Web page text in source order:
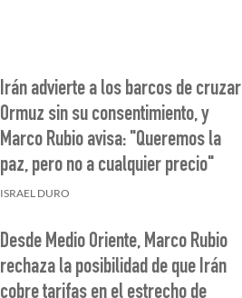
Irán advierte a los barcos de cruzar
Ormuz sin su consentimiento, y
Marco Rubio avisa: "Queremos la
paz, pero no a cualquier precio"
ISRAEL DURO
Desde Medio Oriente, Marco Rubio
rechaza la posibilidad de que Irán
cobre tarifas en el estrecho de